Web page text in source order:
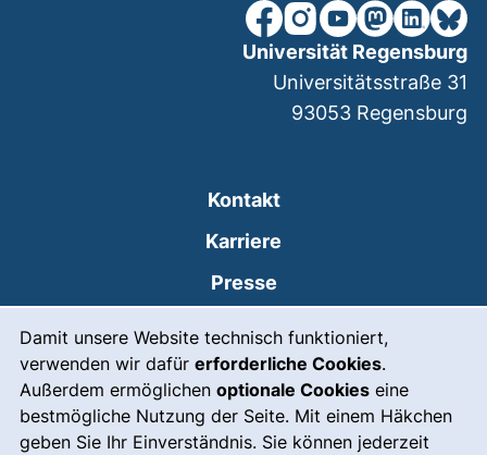
Damit unsere Website technisch funktioniert,
verwenden wir dafür erforderliche Cookies.
Außerdem ermöglichen optionale Cookies eine
bestmögliche Nutzung der Seite. Mit einem Häkchen
geben Sie Ihr Einverständnis. Sie können jederzeit
unsere Facebook-Seite
unsere Instagram-
unsere YouTube-
unsereunsere
Kontakt
Karriere
Presse
Leichte Sprache
Gebärdensprache
Notfall(externer Link, öffnet
Universität Regensburg
Universitätsstraße 31
93053 Regensburg